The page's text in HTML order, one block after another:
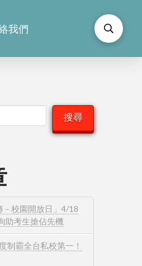
我們
搜尋
－校園開放日」4/18
助考生搶佔先機
制霸全台私校第一！